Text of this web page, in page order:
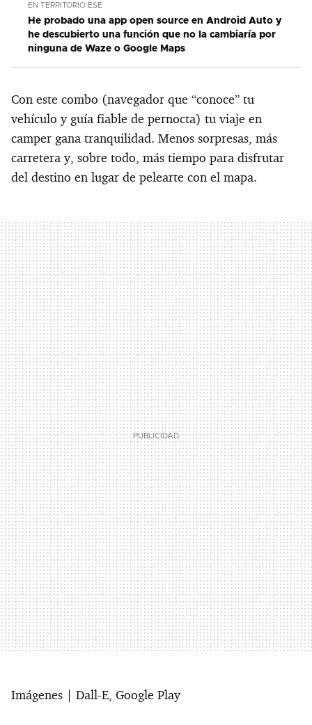
EN TERRITORIO ESE
He probado una app open source en Android Auto y
he descubierto una función que no la cambiaría por
ninguna de Waze o Google Maps
Con este combo (navegador que “conoce” tu
vehículo y guía fiable de pernocta) tu viaje en
camper gana tranquilidad. Menos sorpresas, más
carretera y, sobre todo, más tiempo para disfrutar
del destino en lugar de pelearte con el mapa.
Imágenes | Dall-E, Google Play